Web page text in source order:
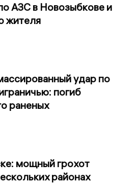
АЗС в Новозыбкове и
жителя
удар по
погиб
раненых
мощный грохот
районах